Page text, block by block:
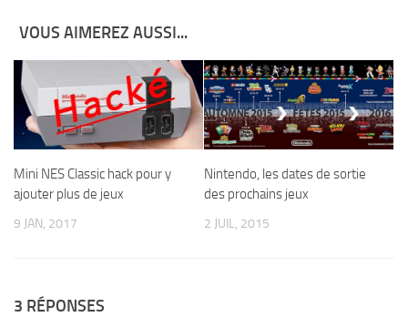
VOUS AIMEREZ AUSSI...
Mini NES Classic hack pour y
ajouter plus de jeux
9 JAN, 2017
Nintendo, les dates de sortie
des prochains jeux
2 JUIL, 2015
3 RÉPONSES